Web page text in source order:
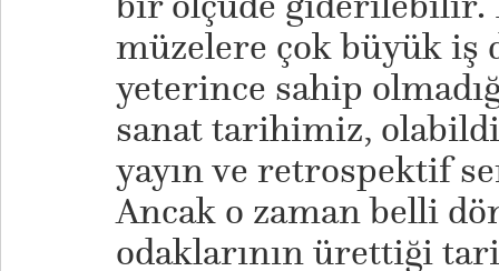
müzelere çok büyük iş
yeterince sahip
sanat tarihimiz,
yayın ve retrospektif
Ancak o zaman belli
odaklarının ürettiği